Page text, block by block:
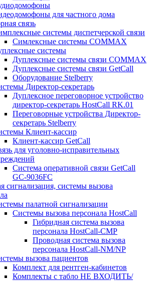
для частного дома
связь
системы диспетчерской связи
Симлексные системы COMMAX
системы
Дуплексные системы связи COMMAX
Дуплексные системы связи GetCall
Оборудование Stelberry
Директор-секретарь
Дуплексное переговорное устройство
директор-секретарь HostCall RK.01
Переговорные устройства Директор-
секретарь Stelberry
Клиент-кассир
Клиент-кассир GetCall
для уголовно-исправительных
Система оперативной связи GetCall
GC-9036FC
сигнализация, системы вызова
палатной сигнализации
Системы вызова персонала HostCall
Гибридная система вызова
персонала HostCall-CMP
Проводная система вызова
персонала HostCall-NM/NP
вызова пациентов
Комплект для рентген-кабинетов
Комплекты с табло НЕ ВХОДИТЬ/